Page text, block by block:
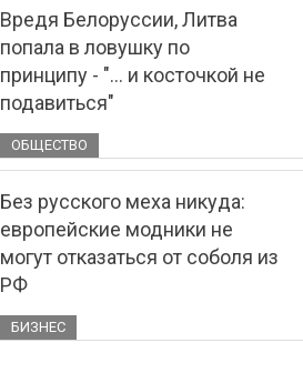
Вредя Белоруссии, Литва
попала в ловушку по
принципу - "... и косточкой не
подавиться"
ОБЩЕСТВО
Без русского меха никуда:
европейские модники не
могут отказаться от соболя из
РФ
БИЗНЕС